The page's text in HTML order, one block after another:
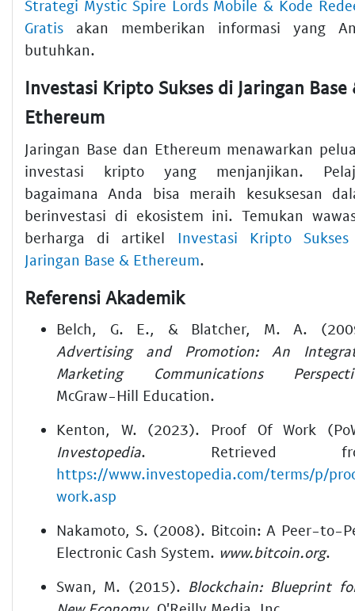
Strategi Mystic Spire Lords Mobile & Kode
Gratis akan memberikan informasi yang
butuhkan.
Investasi Kripto Sukses di Jaringan Base
Ethereum
Jaringan Base dan Ethereum menawarkan
investasi kripto yang menjanjikan.
bagaimana Anda bisa meraih kesuksesan
berinvestasi di ekosistem ini. Temukan
berharga di artikel Investasi Kripto
Jaringan Base & Ethereum.
Referensi Akademik
Belch, G. E., & Blatcher, M. A.
Advertising and Promotion: An
Marketing Communications
McGraw-Hill Education.
Kenton, W. (2023). Proof Of Work
Investopedia. Retrieved
https://www.investopedia.com/terms/p/
work.asp
Nakamoto, S. (2008). Bitcoin: A Peer-to-
Electronic Cash System. www.bitcoin.org.
Swan, M. (2015). Blockchain: Blueprint